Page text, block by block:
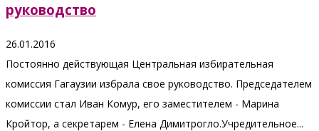
руководство
26.01.2016
Постоянно действующая Центральная избирательная
комиссия Гагаузии избрала свое руководство. Председателем
комиссии стал Иван Комур, его заместителем - Марина
Кройтор, а секретарем - Елена Димитрогло.Учредительное...